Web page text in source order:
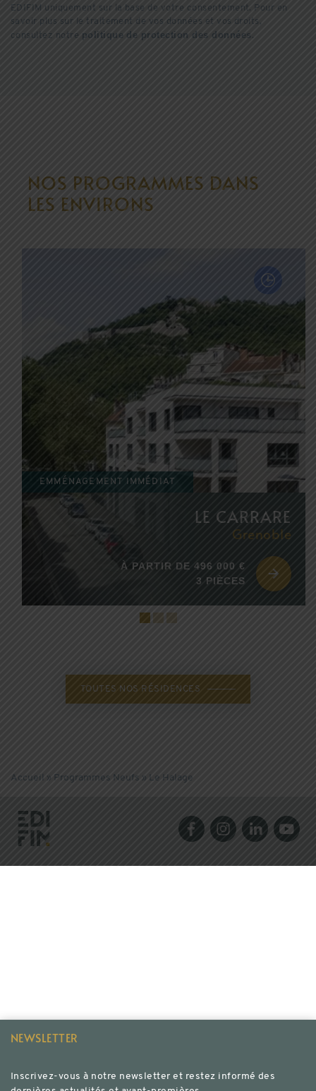
EDIFIM uniquement sur la base de votre consentement. Pour en
savoir plus sur le traitement de vos données et vos droits,
consultez notre politique de protection des données .
NOS PROGRAMMES DANS
LES ENVIRONS
EMMÉNAGEMENT IMMÉDIAT
LE CARRARE
Grenoble
À PARTIR DE 496 000 €
3 PIÈCES
TOUTES NOS RÉSIDENCES
Accueil » Programmes Neufs » Le Halage
NEWSLETTER
Inscrivez-vous à notre newsletter et restez informé des